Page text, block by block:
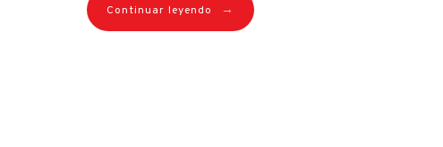
Continuar leyendo →